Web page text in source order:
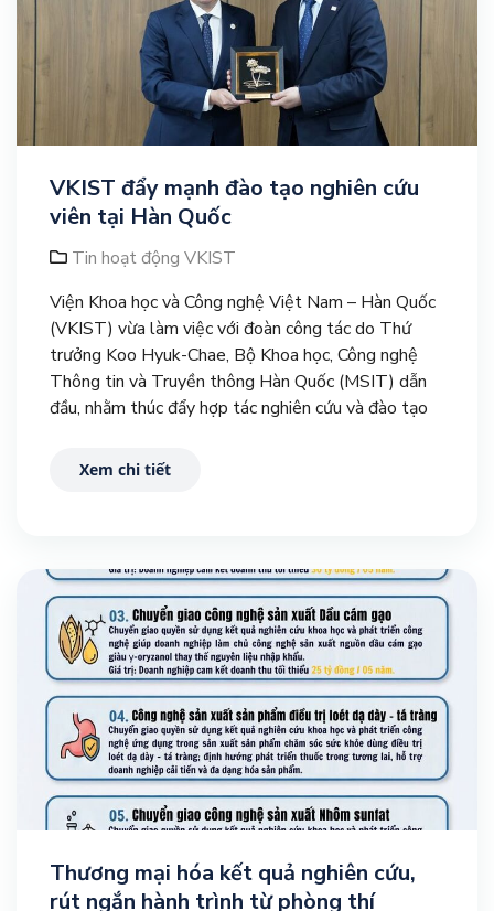
VKIST đẩy mạnh đào tạo nghiên cứu
viên tại Hàn Quốc
Tin hoạt động VKIST
Viện Khoa học và Công nghệ Việt Nam – Hàn Quốc
(VKIST) vừa làm việc với đoàn công tác do Thứ
trưởng Koo Hyuk-Chae, Bộ Khoa học, Công nghệ
Thông tin và Truyền thông Hàn Quốc (MSIT) dẫn
đầu, nhằm thúc đẩy hợp tác nghiên cứu và đào tạo
Xem chi tiết
Thương mại hóa kết quả nghiên cứu,
rút ngắn hành trình từ phòng thí